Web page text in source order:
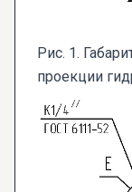
Рис. 1.
проекции